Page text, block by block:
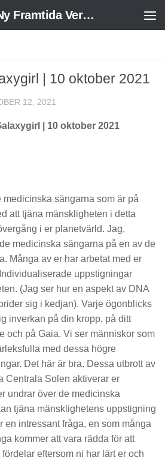
Välkomna till en Ny Framtida Verklighet
| 10 oktober 2021
12, 2021
| 10 oktober 2021
medicinska sängarna som är på
att tjäna mänskligheten i detta
i er planetvärld. Jag,
medicinska sängarna på en av de
Många av er har arbetat med er
uppstigningar
(Jag ser hur en aspekt av DNA
sig i kedjan). Varje ögonblicks
inverkan på din kropp, på ditt
och på Gaia. Vi ser människor som
med dessa högre
Det här är bra. Dessa utbrott av
Centrala Solen aktiverar er
undrar över de medicinska
tjäna mänsklighetens uppstigning
en intressant fråga, en som många
kommer att vara rädda för att
eftersom ni har lärt er och